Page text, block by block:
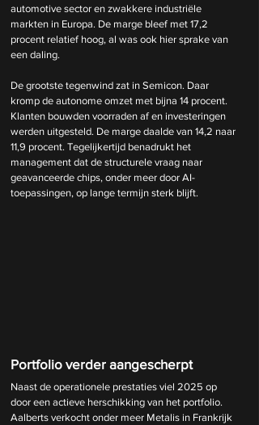
automotive sector en zwakkere industriële
markten in Europa. De marge bleef met 17,2
procent relatief hoog, al was ook hier sprake van
een daling.
De grootste tegenwind zat in Semicon. Daar
kromp de autonome omzet met bijna 14 procent.
Klanten bouwden voorraden af en investeringen
werden uitgesteld. De marge daalde van 14,2 naar
11,9 procent. Tegelijkertijd benadrukt het
management dat de structurele vraag naar
geavanceerde chips, onder meer door AI-
toepassingen, op lange termijn sterk blijft.
Portfolio verder aangescherpt
Naast de operationele prestaties viel 2025 op
door een actieve herschikking van het portfolio.
Aalberts verkocht onder meer Metalis in Frankrijk